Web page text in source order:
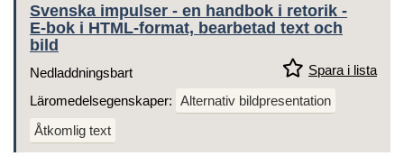
Svenska impulser - en handbok i retorik -
E-bok i HTML-format, bearbetad text och
bild
Spara i lista
Nedladdningsbart
Läromedelsegenskaper: Alternativ bildpresentation
Åtkomlig text